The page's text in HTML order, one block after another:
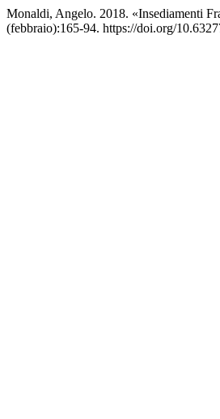
Monaldi, Angelo. 2018. «Insediamenti
(febbraio):165-94. https://doi.org/